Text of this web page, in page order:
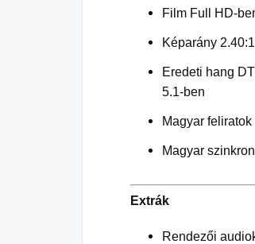
Film Full HD-
Képarány 2.40:1
Eredeti hang
5.1-ben
Magyar feliratok
Magyar
Extrák
Rendezői